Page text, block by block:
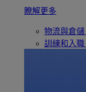
瞭解更多
物流與倉儲
訓練和入職